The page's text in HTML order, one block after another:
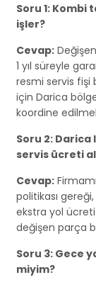
Soru 1:
işler?
Cevap:
1 yıl süreyle
resmi servis fişi
için Darica
koordine
Soru 2:
servis ücreti
Cevap:
politikası
ekstra yol ücreti
değişen parça
Soru 3: Gece
miyim?